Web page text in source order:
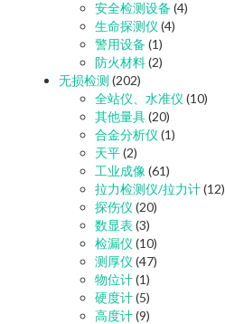
安全检测设备 (4)
生命探测仪 (4)
警用设备 (1)
防火材料(2)
无损检测 (202)
全站仪、水准仪 (10)
其他量具(20)
合金分析仪 (1)
天平(2)
工业成像 (61)
拉力检测仪/拉力计(12)
探伤仪 (20)
数显表(3)
检漏仪 (10)
测厚仪 (47)
物位计(1)
硬度计(5)
高度计(9)